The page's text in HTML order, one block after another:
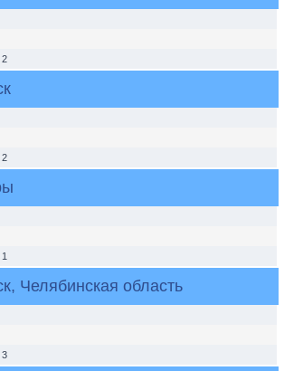
2
2
1
Челябинская область
3